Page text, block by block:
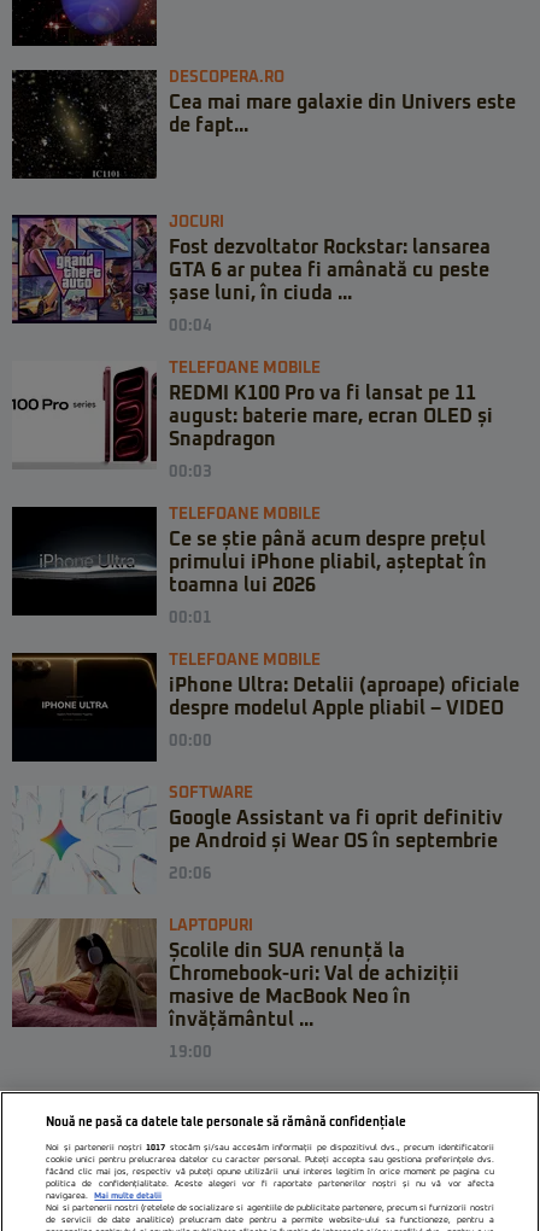
DESCOPERA.RO
Cea mai mare galaxie din Univers este
de fapt...
JOCURI
Fost dezvoltator Rockstar: lansarea
GTA 6 ar putea fi amânată cu peste
șase luni, în ciuda ...
00:04
TELEFOANE MOBILE
REDMI K100 Pro va fi lansat pe 11
august: baterie mare, ecran OLED și
Snapdragon
00:03
TELEFOANE MOBILE
Ce se știe până acum despre prețul
primului iPhone pliabil, așteptat în
toamna lui 2026
00:01
TELEFOANE MOBILE
iPhone Ultra: Detalii (aproape) oficiale
despre modelul Apple pliabil – VIDEO
00:00
SOFTWARE
Google Assistant va fi oprit definitiv
pe Android și Wear OS în septembrie
20:06
LAPTOPURI
Școlile din SUA renunță la
Chromebook-uri: Val de achiziții
masive de MacBook Neo în
învățământul ...
19:00
Nouă ne pasă ca datele tale personale să rămână confidențiale
Noi și partenerii noștri1017 stocăm și/sau accesăm informații pe dispozitivul dvs., precum identificatorii
cookie unici pentru prelucrarea datelor cu caracter personal. Puteți accepta sau gestiona preferințele dvs.
făcând clic mai jos, respectiv vă puteți opune utilizării unui interes legitim în orice moment pe pagina cu
politica de confidențialitate. Aceste alegeri vor fi raportate partenerilor noștri și nu vă vor afecta
navigarea.
Mai multe detalii
Noi si partenerii nostri (retelele de socializare si agentiile de publicitate partenere, precum si furnizorii nostri
de servicii de date analitice) prelucram date pentru a permite website-ului sa functioneze, pentru a